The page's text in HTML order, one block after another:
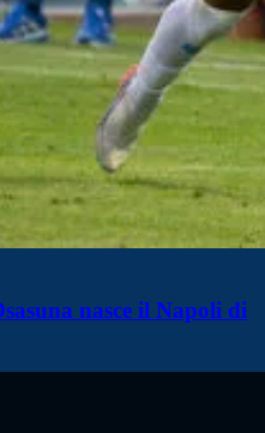
nasce il Napoli di